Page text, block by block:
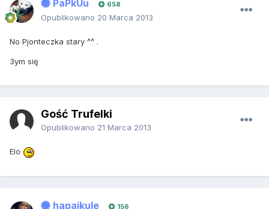
PaPkUu 658
Opublikowano 20 Marca 2013
No Pjonteczka stary ^^ .
3ym się
Gość Trufelki
Opublikowano 21 Marca 2013
Elo
hapajkule 156